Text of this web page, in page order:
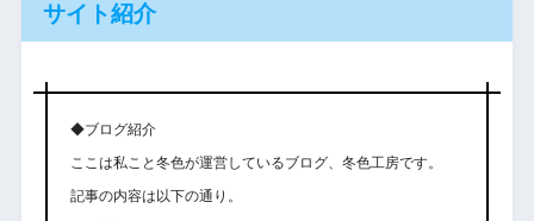
サイト紹介
◆ブログ紹介
ここは私こと冬色が運営しているブログ、冬色工房です。
記事の内容は以下の通り。